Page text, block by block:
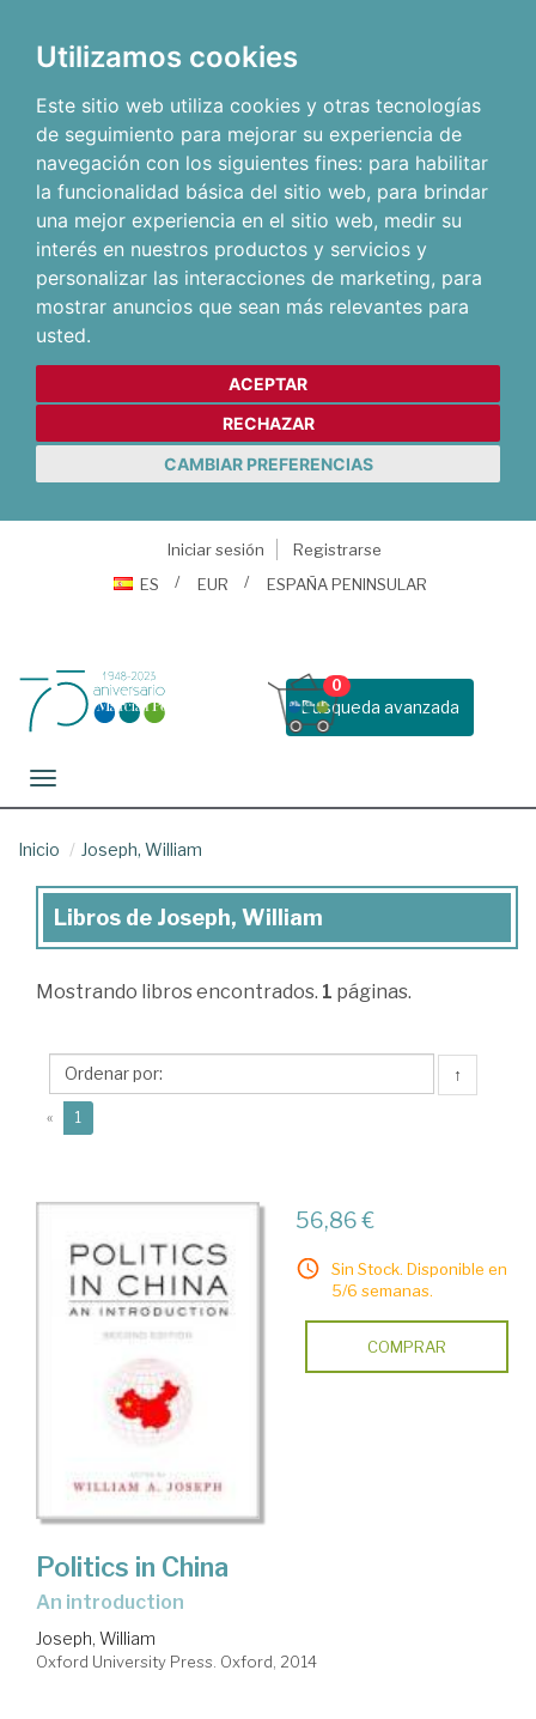
Utilizamos cookies
Este sitio web utiliza cookies y otras tecnologías
de seguimiento para mejorar su experiencia de
navegación con los siguientes fines: para habilitar
la funcionalidad básica del sitio web, para brindar
una mejor experiencia en el sitio web, medir su
interés en nuestros productos y servicios y
personalizar las interacciones de marketing, para
mostrar anuncios que sean más relevantes para
usted.
ACEPTAR
RECHAZAR
CAMBIAR PREFERENCIAS
Iniciar sesión
Registrarse
ES
EUR ESPAÑA PENINSULAR
Busqueda avanzada
0
Toggle navigation
Inicio Joseph, William
Libros
Joseph,
Libros de Joseph, William
Mostrando libros encontrados. 1 páginas.
↑
« 1
56,86 €
Sin Stock. Disponible en
5/6 semanas.
COMPRAR
Politics in China
an introduction
Joseph, William
Oxford University Press. Oxford, 2014